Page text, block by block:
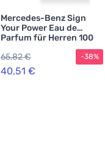
Mercedes-Benz Sign
Your Power Eau de
Parfum für Herren 100
65,82 €
40,51 €
-38%